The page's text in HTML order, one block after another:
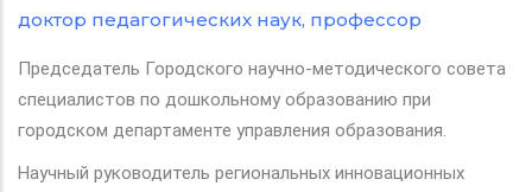
доктор педагогических наук, профессор
Председатель Городского научно-методического совета
специалистов по дошкольному образованию при
городском департаменте управления образования.
Научный руководитель региональных инновационных